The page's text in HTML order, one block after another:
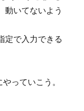
動いてないよう
定で入力できる
っていこう。